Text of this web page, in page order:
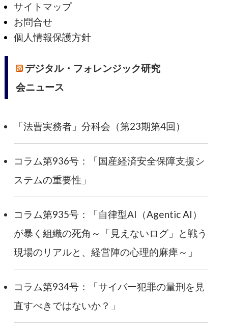
サイトマップ
お問合せ
個人情報保護方針
デジタル・フォレンジック研究
会ニュース
「法曹実務者」分科会（第23期第4回）
コラム第936号：「国産経済安全保障支援シ
ステムの重要性」
コラム第935号：「自律型AI（Agentic AI）
が暴く組織の死角～「見えないログ」と戦う
現場のリアルと、経営陣の心理的麻痺～」
コラム第934号：「サイバー犯罪の量刑を見
直すべきではないか？」